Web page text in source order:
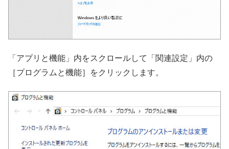
「アプリと機能」内をスクロールして「関連設定」内の
［プログラムと機能］をクリックします。